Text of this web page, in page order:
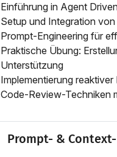
Einführung in Agent
Setup und Integration
Prompt-Engineering für
Praktische Übung:
Unterstützung
Implementierung
Code-Review-Techniken
Prompt- &